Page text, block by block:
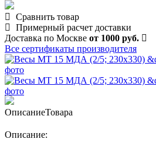
Сравнить товар
Примерный расчет доставки
Доставка по Москве от 1000 руб.
Все сертификаты производителя
ОписаниеТовара
Описание: